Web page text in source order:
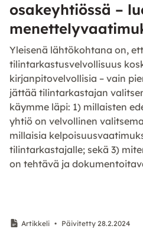
osakeyhtiössä –
Yleisenä lähtökohtana on,
tilintarkastusvelvollisuus
kirjanpitovelvollisia – vain
jättää tilintarkastajan
käymme läpi: 1) millaisten
yhtiö on velvollinen
millaisia
tilintarkastajalle; sekä 3)
on tehtävä ja
Artikkeli • Päivitetty 28.2.2024